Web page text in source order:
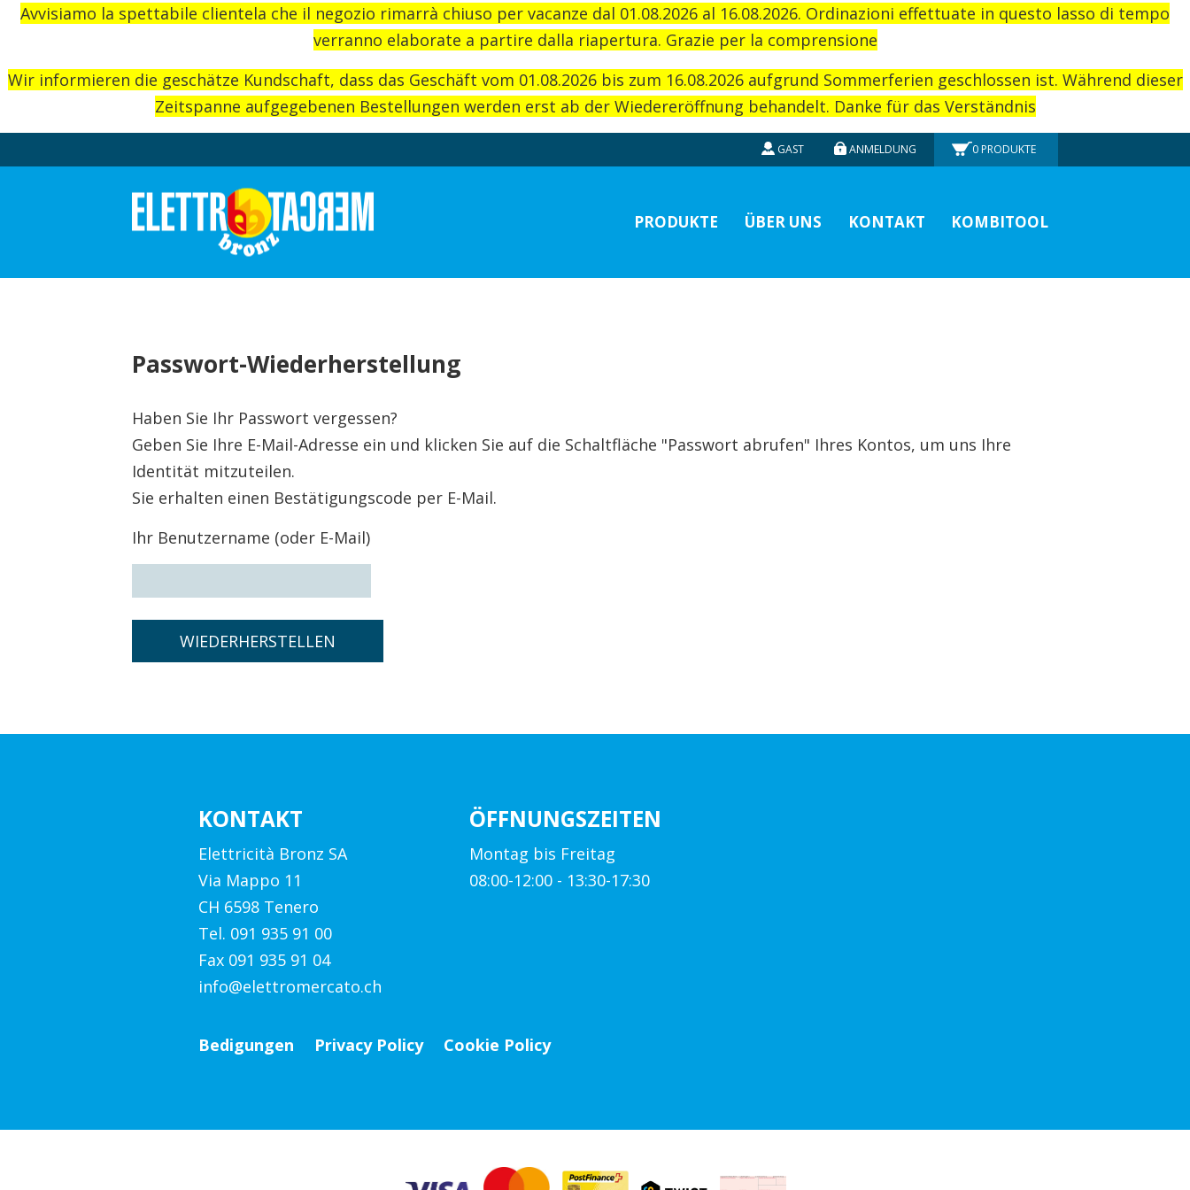
Avvisiamo la spettabile clientela che il negozio rimarrà chiuso per vacanze dal 01.08.2026 al 16.08.2026. Ordinazioni effettuate in questo lasso di tempo
verranno elaborate a partire dalla riapertura. Grazie per la comprensione
Wir informieren die geschätze Kundschaft, dass das Geschäft vom 01.08.2026 bis zum 16.08.2026 aufgrund Sommerferien geschlossen ist. Während dieser
Zeitspanne aufgegebenen Bestellungen werden erst ab der Wiedereröffnung behandelt. Danke für das Verständnis
GAST ANMELDUNG 0 PRODUKTE
PRODUKTE ÜBER UNS KONTAKT KOMBITOOL
Passwort-Wiederherstellung
Haben Sie Ihr Passwort vergessen?
Geben Sie Ihre E-Mail-Adresse ein und klicken Sie auf die Schaltfläche "Passwort abrufen" Ihres Kontos, um uns Ihre
Identität mitzuteilen.
Sie erhalten einen Bestätigungscode per E-Mail.
Ihr Benutzername (oder E-Mail)
KONTAKT
Elettricità Bronz SA
Via Mappo 11
CH 6598 Tenero
Tel. 091 935 91 00
Fax 091 935 91 04
info@elettromercato.ch
ÖFFNUNGSZEITEN
Montag bis Freitag
08:00-12:00 - 13:30-17:30
Bedigungen Privacy Policy Cookie Policy